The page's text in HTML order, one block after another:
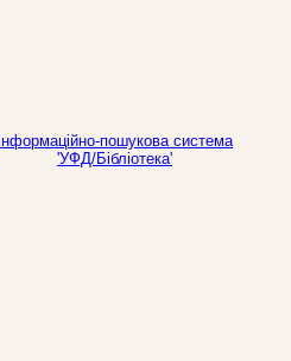
Інформаційно-пошукова система
'УФД/Бібліотека'